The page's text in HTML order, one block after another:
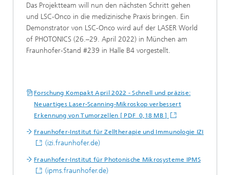
Das Projektteam will nun den nächsten Schritt gehen
und LSC-Onco in die medizinische Praxis bringen. Ein
Demonstrator von LSC-Onco wird auf der LASER World
of PHOTONICS (26.–29. April 2022) in München am
Fraunhofer-Stand #239 in Halle B4 vorgestellt.
Forschung Kompakt April 2022 - Schnell und präzise:
Neuartiges Laser-Scanning-Mikroskop verbessert
Erkennung von Tumorzellen [ PDF 0,18 MB ]
Fraunhofer-Institut für Zelltherapie und Immunologie IZI
(izi.fraunhofer.de)
Fraunhofer-Institut für Photonische Mikrosysteme IPMS
(ipms.fraunhofer.de)